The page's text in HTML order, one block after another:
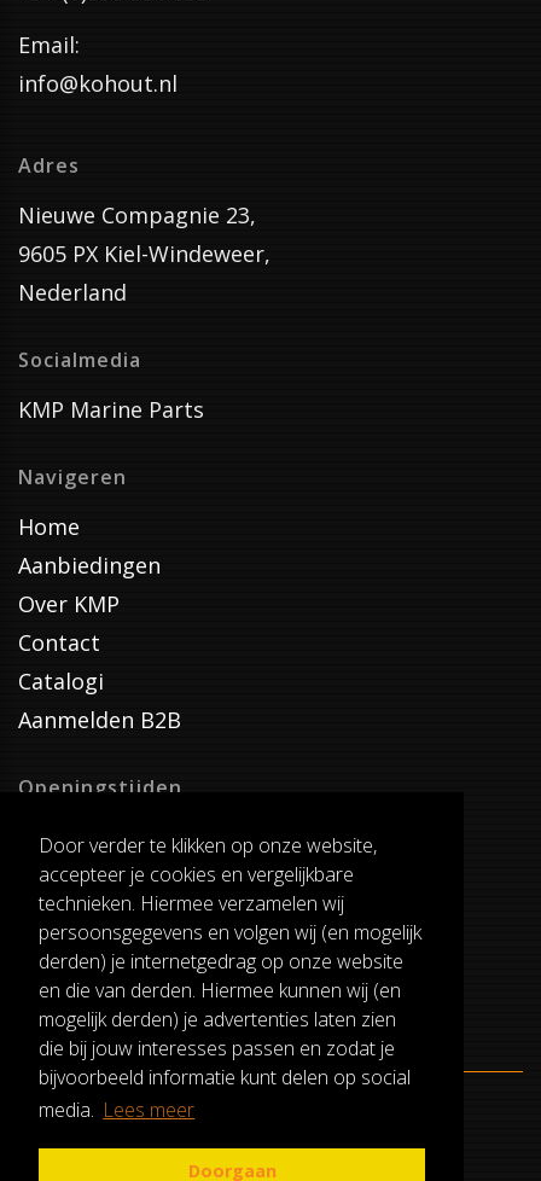
Door verder te klikken op onze website,
accepteer je cookies en vergelijkbare
technieken. Hiermee verzamelen wij
persoonsgegevens en volgen wij (en mogelijk
derden) je internetgedrag op onze website
en die van derden. Hiermee kunnen wij (en
mogelijk derden) je advertenties laten zien
die bij jouw interesses passen en zodat je
bijvoorbeeld informatie kunt delen op social
media. Lees meer
Doorgaan
Email:
info@kohout.nl
Adres
Nieuwe Compagnie 23,
9605 PX Kiel-Windeweer,
Nederland
Socialmedia
KMP Marine Parts
Navigeren
Home
Aanbiedingen
Over KMP
Contact
Catalogi
Aanmelden B2B
Openingstijden
Dinsdag T/M Zaterdag
van 8:00-17:00
Verzenddagen
Dinsdag T/M Vrijdag
Pauze
12:30-13:00
RUILEN EN RETOURNEREN